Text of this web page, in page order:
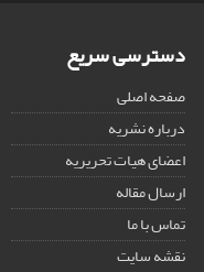
دسترسی سریع
صفحه اصلی
درباره نشریه
اعضای هیات تحریریه
ارسال مقاله
تماس با ما
نقشه سایت